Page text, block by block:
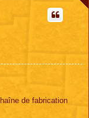
de fabrication